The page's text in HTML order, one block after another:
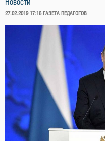
Новости
ОПУБЛИКОВАНО
27.02.2019 17:16 ГАЗЕТА ПЕДАГОГОВ